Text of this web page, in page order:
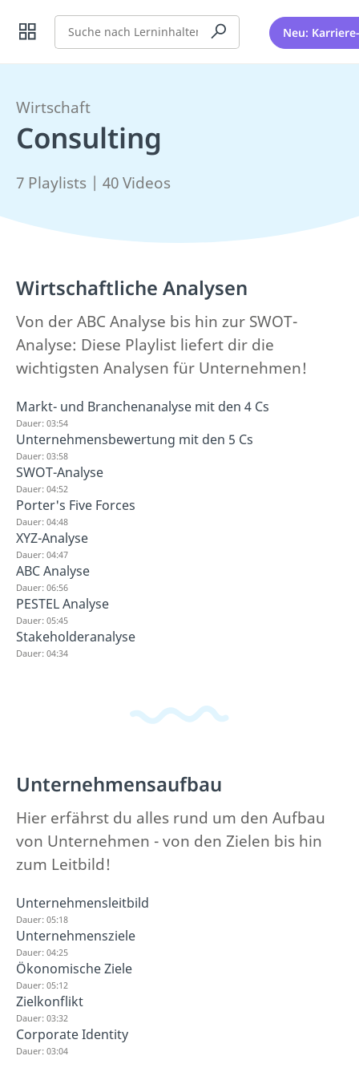
Suche Neu:
Wirtschaft
Consulting
7 Playlists | 40 Videos
Wirtschaftliche Analysen
Von der ABC Analyse bis hin zur SWOT-
Analyse: Diese Playlist liefert dir die
wichtigsten Analysen für Unternehmen!
Markt- und Branchenanalyse mit den 4 Cs
Dauer: 03:54
Unternehmensbewertung mit den 5 Cs
Dauer: 03:58
SWOT-Analyse
Dauer: 04:52
Porter's Five Forces
Dauer: 04:48
XYZ-Analyse
Dauer: 04:47
ABC Analyse
Dauer: 06:56
PESTEL Analyse
Dauer: 05:45
Stakeholderanalyse
Dauer: 04:34
Unternehmensaufbau
Hier erfährst du alles rund um den Aufbau
von Unternehmen - von den Zielen bis hin
zum Leitbild!
Unternehmensleitbild
Dauer: 05:18
Unternehmensziele
Dauer: 04:25
Ökonomische Ziele
Dauer: 05:12
Zielkonflikt
Dauer: 03:32
Corporate Identity
Dauer: 03:04